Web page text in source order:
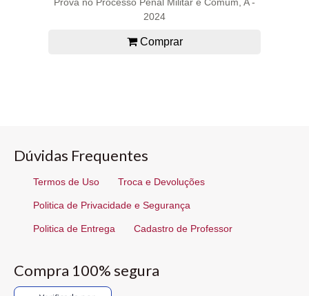
2024
Comprar
Dúvidas Frequentes
Termos de Uso Troca e Devoluções
Politica de Privacidade e Segurança
Politica de Entrega Cadastro de Professor
Compra 100% segura